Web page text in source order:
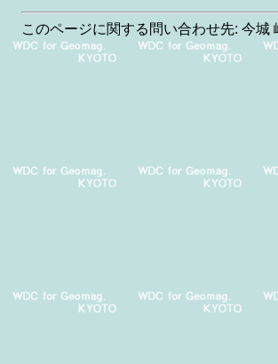
このページに関する問い合わせ先: 今城